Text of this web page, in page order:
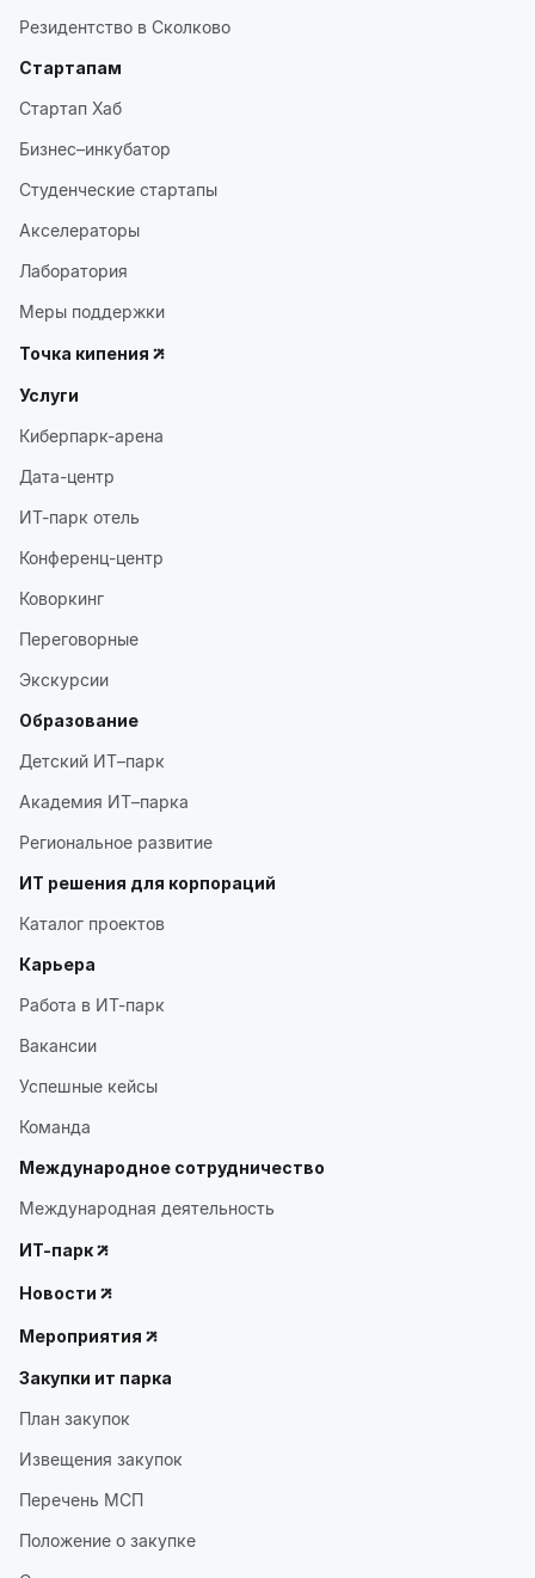
Резидентство в Сколково
Стартапам
Стартап Хаб
Бизнес–инкубатор
Студенческие стартапы
Акселераторы
Лаборатория
Меры поддержки
Точка кипения
Услуги
Киберпарк-арена
Дата-центр
ИТ-парк отель
Конференц-центр
Коворкинг
Переговорные
Экскурсии
Образование
Детский ИТ–парк
Академия ИТ–парка
Региональное развитие
ИТ решения для корпораций
Каталог проектов
Карьера
Работа в ИТ-парк
Вакансии
Успешные кейсы
Команда
Международное сотрудничество
Международная деятельность
ИТ-парк
Новости
Мероприятия
Закупки ит парка
План закупок
Извещения закупок
Перечень МСП
Положение о закупке